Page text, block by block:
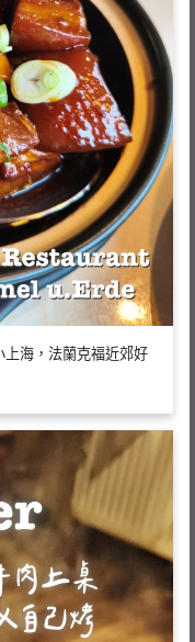
上海，法蘭克福近郊好